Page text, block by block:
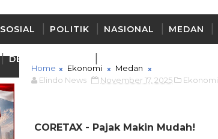
SOSIAL POLITIK NASIONAL MEDAN
DELI - SERDANG
Home Ekonomi
Medan
Elindo News
November 17, 2025 Ekonomi,
CORETAX - Pajak Makin Mudah!